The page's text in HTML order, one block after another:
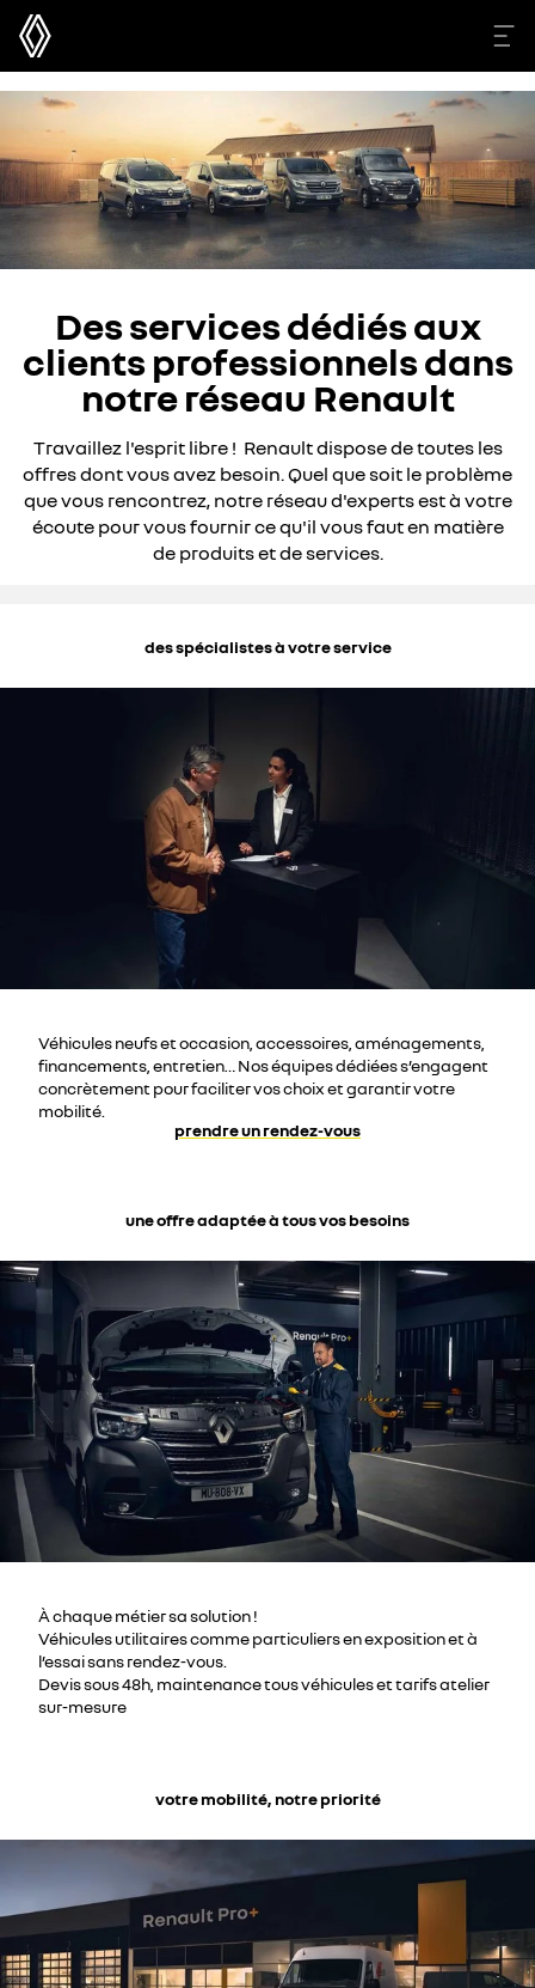
Des services dédiés aux
clients professionnels dans
notre réseau Renault
Travaillez l'esprit libre ! Renault dispose de toutes les
offres dont vous avez besoin. Quel que soit le problème
que vous rencontrez, notre réseau d'experts est à votre
écoute pour vous fournir ce qu'il vous faut en matière
de produits et de services.
des spécialistes à votre service
Véhicules neufs et occasion, accessoires, aménagements,
financements, entretien… Nos équipes dédiées s’engagent
concrètement pour faciliter vos choix et garantir votre
mobilité.
prendre un rendez-vous
une offre adaptée à tous vos besoins
À chaque métier sa solution !
Véhicules utilitaires comme particuliers en exposition et à
l’essai sans rendez-vous.
Devis sous 48h, maintenance tous véhicules et tarifs atelier
sur-mesure
votre mobilité, notre priorité